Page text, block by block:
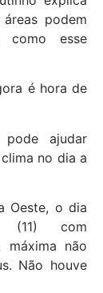
podem
como esse
é hora de
ajudar
no dia a
Oeste, o dia
(11) com
máxima não
Não houve